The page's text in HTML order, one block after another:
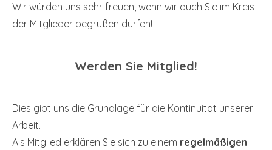
Wir würden uns sehr freuen, wenn wir auch Sie im Kreis
der Mitglieder begrüßen dürfen!
Werden Sie Mitglied!
Dies gibt uns die Grundlage für die Kontinuität unserer
Arbeit.
Als Mitglied erklären Sie sich zu einem regelmäßigen